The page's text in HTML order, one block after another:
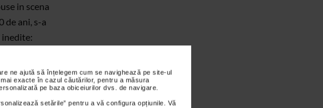
ne ajută să înțelegem cum se navighează pe site-ul
exacte în cazul căutărilor, pentru a măsura
pe baza obiceiurilor dvs. de navigare.
setările” pentru a vă configura opțiunile. Vă
in scena
de ani, s-a
inedite:
reinceput
ei:
viata!